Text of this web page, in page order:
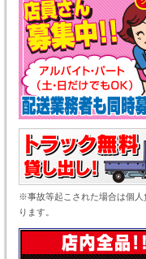
※事故等起こされた場合は個人
ります。